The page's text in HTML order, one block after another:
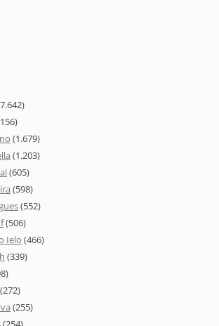
(1.679)
(1.203)
(605)
(598)
(552)
(506)
Ielo (466)
(339)
(272)
(255)